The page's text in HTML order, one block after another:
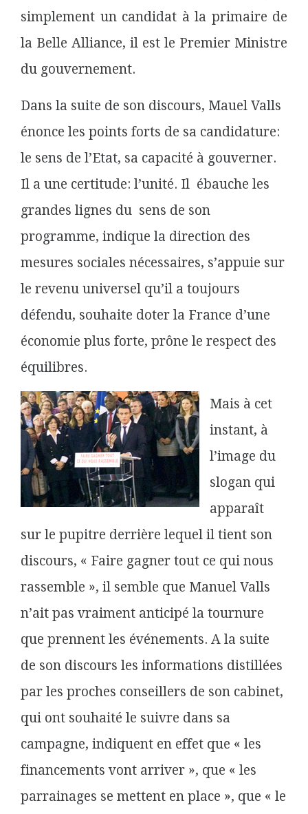
simplement un candidat à la primaire de
la Belle Alliance, il est le Premier Ministre
du gouvernement.
Dans la suite de son discours, Mauel Valls
énonce les points forts de sa candidature:
le sens de l’Etat, sa capacité à gouverner.
Il a une certitude: l’unité. Il ébauche les
grandes lignes du sens de son
programme, indique la direction des
mesures sociales nécessaires, s’appuie sur
le revenu universel qu’il a toujours
défendu, souhaite doter la France d’une
économie plus forte, prône le respect des
équilibres.
Mais à cet
instant, à
l’image du
slogan qui
apparaît
sur le pupitre derrière lequel il tient son
discours, « Faire gagner tout ce qui nous
rassemble », il semble que Manuel Valls
n’ait pas vraiment anticipé la tournure
que prennent les événements. A la suite
de son discours les informations distillées
par les proches conseillers de son cabinet,
qui ont souhaité le suivre dans sa
campagne, indiquent en effet que « les
financements vont arriver », que « les
parrainages se mettent en place », que « le